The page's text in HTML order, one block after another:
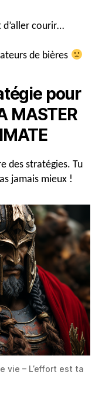
d’aller courir…
de bières
pour
MASTER
des stratégies. Tu
jamais mieux !
vie – L’effort est ta